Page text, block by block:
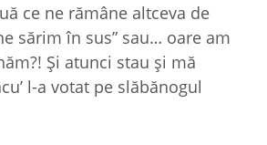
ce ne rămâne altceva de
sărim în sus” sau… oare am
Şi atunci stau şi mă
l-a votat pe slăbănogul